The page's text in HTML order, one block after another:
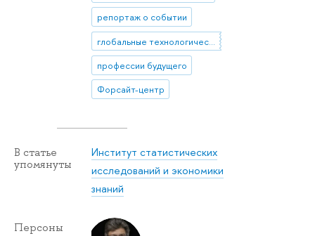
репортаж о событии
глобальные технологические тренды
профессии будущего
Форсайт-центр
В статье
упомянуты
Институт статистических
исследований и экономики
знаний
Персоны